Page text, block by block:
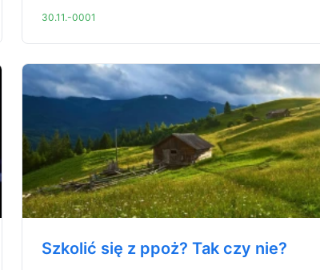
30.11.-0001
Szkolić się z ppoż? Tak czy nie?